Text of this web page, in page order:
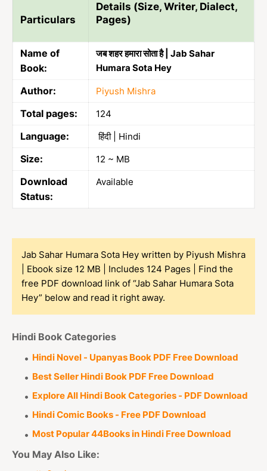
Particulars
Details (Size, Writer, Dialect,
Pages)
Name of
Book:
जब शहर हमारा सोता है | Jab Sahar
Humara Sota Hey
Author: Piyush Mishra
Total pages: 124
Language: हिंदी | Hindi
Size: 12 ~ MB
Download
Status:
Available
Jab Sahar Humara Sota Hey written by Piyush Mishra
| Ebook size 12 MB | Includes 124 Pages | Find the
free PDF download link of “Jab Sahar Humara Sota
Hey” below and read it right away.
Hindi Book Categories
Hindi Novel - Upanyas Book PDF Free Download
Best Seller Hindi Book PDF Free Download
Explore All Hindi Book Categories - PDF Download
Hindi Comic Books - Free PDF Download
Most Popular 44Books in Hindi Free Download
You May Also Like: